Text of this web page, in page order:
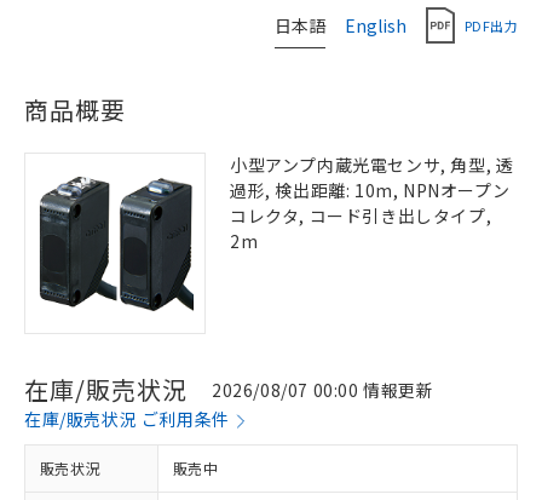
日本語 English PDF出力
商品概要
小型アンプ内蔵光電センサ, 角型, 透
過形, 検出距離: 10m, NPNオープン
コレクタ, コード引き出しタイプ,
2m
在庫/販売状況
2026/08/07 00:00 情報更新
在庫/販売状況 ご利用条件
販売状況 販売中